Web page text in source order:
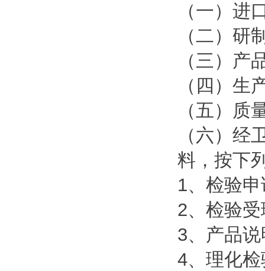
（一）进
（二）研
（三）产
（四）生
（五）质
（六）
料，按下
1、检验
2、检验
3、产品
4、理化